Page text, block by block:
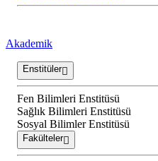
Akademik
Enstitüler
Fen Bilimleri Enstitüsü
Sağlık Bilimleri Enstitüsü
Sosyal Bilimler Enstitüsü
Fakülteler